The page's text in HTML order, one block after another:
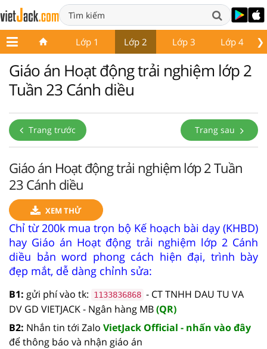
❯
Lớp 1 Lớp 2 Lớp 3 Lớp 4
Giáo án Hoạt động trải nghiệm lớp 2
Tuần 23 Cánh diều
Trang trước Trang sau
Giáo án Hoạt động trải nghiệm lớp 2 Tuần
23 Cánh diều
XEM THỬ
Chỉ từ 200k mua trọn bộ Kế hoạch bài dạy (KHBD)
hay Giáo án Hoạt động trải nghiệm lớp 2 Cánh
diều bản word phong cách hiện đại, trình bày
đẹp mắt, dễ dàng chỉnh sửa:
B1: gửi phí vào tk: 1133836868 - CT TNHH DAU TU VA
DV GD VIETJACK - Ngân hàng MB(QR)
B2: Nhắn tin tới Zalo VietJack Official - nhấn vào đây
để thông báo và nhận giáo án